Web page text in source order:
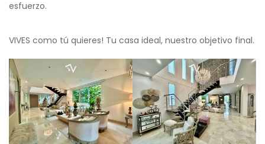
esfuerzo.
VIVES como tú quieres! Tu casa ideal, nuestro objetivo final.